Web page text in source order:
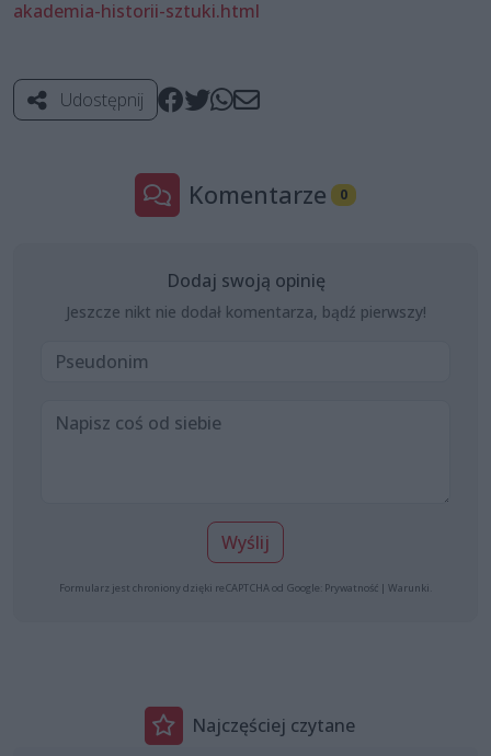
akademia-historii-sztuki.html
Udostępnij
Komentarze 0
Dodaj swoją opinię
Jeszcze nikt nie dodał komentarza, bądź pierwszy!
Wyślij
Formularz jest chroniony dzięki reCAPTCHA od Google: Prywatność | Warunki
Najczęściej czytane